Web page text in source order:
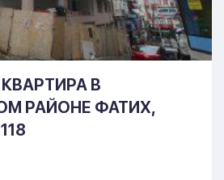
В
РАЙОНЕ ФАТИХ,